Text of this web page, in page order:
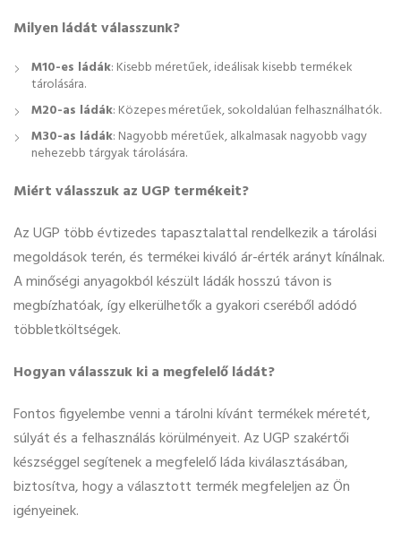
Milyen ládát válasszunk?
M10-es ládák: Kisebb méretűek, ideálisak kisebb termékek
tárolására.
M20-as ládák: Közepes méretűek, sokoldalúan felhasználhatók.
M30-as ládák: Nagyobb méretűek, alkalmasak nagyobb vagy
nehezebb tárgyak tárolására.
Miért válasszuk az UGP termékeit?
Az UGP több évtizedes tapasztalattal rendelkezik a tárolási
megoldások terén, és termékei kiváló ár-érték arányt kínálnak.
A minőségi anyagokból készült ládák hosszú távon is
megbízhatóak, így elkerülhetők a gyakori cseréből adódó
többletköltségek.
Hogyan válasszuk ki a megfelelő ládát?
Fontos figyelembe venni a tárolni kívánt termékek méretét,
súlyát és a felhasználás körülményeit. Az UGP szakértői
készséggel segítenek a megfelelő láda kiválasztásában,
biztosítva, hogy a választott termék megfeleljen az Ön
igényeinek.